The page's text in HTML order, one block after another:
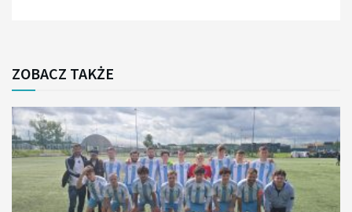
ZOBACZ TAKŻE